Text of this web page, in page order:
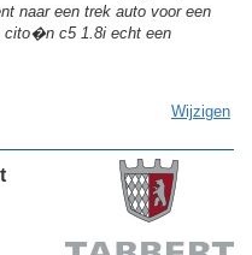
naar een trek auto voor een
cito�n c5 1.8i echt een
Wijzigen